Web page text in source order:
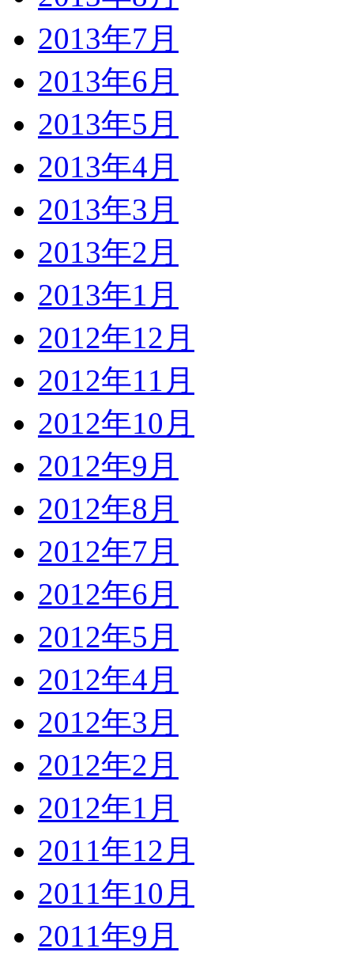
2013年7月
2013年6月
2013年5月
2013年4月
2013年3月
2013年2月
2013年1月
2012年12月
2012年11月
2012年10月
2012年9月
2012年8月
2012年7月
2012年6月
2012年5月
2012年4月
2012年3月
2012年2月
2012年1月
2011年12月
2011年10月
2011年9月